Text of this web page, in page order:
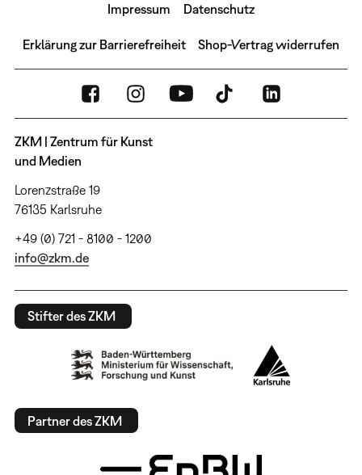
Impressum Datenschutz
Erklärung zur Barrierefreiheit Shop-Vertrag widerrufen
ZKM | Zentrum für Kunst
und Medien
Lorenzstraße 19
76135 Karlsruhe
+49 (0) 721 - 8100 - 1200
info@zkm.de
Stifter des ZKM
Partner des ZKM